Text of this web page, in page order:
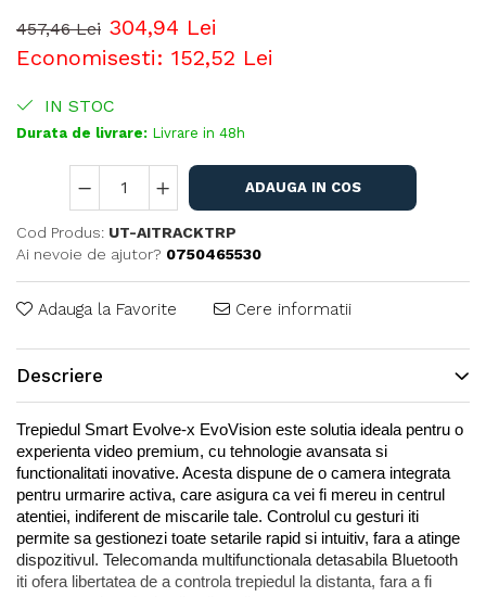
457,46 Lei 304,94 Lei
Economisesti: 152,52 Lei
IN STOC
Durata de livrare: Livrare in 48h
ADAUGA IN COS
Cod Produs: UT-AITRACKTRP
Ai nevoie de ajutor? 0750465530
Adauga la Favorite Cere informatii
Descriere
Trepiedul Smart Evolve-x EvoVision este solutia ideala pentru o
experienta video premium, cu tehnologie avansata si
functionalitati inovative. Acesta dispune de o camera integrata
pentru urmarire activa, care asigura ca vei fi mereu in centrul
atentiei, indiferent de miscarile tale. Controlul cu gesturi iti
permite sa gestionezi toate setarile rapid si intuitiv, fara a atinge
dispozitivul. Telecomanda multifunctionala detasabila Bluetooth
iti ofera libertatea de a controla trepiedul la distanta, fara a fi